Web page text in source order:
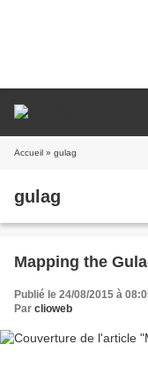
Accueil » gulag
gulag
Mapping the
Publié le 24/08/2015 à
Par clioweb